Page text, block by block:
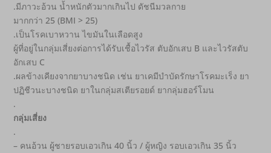
.มีภาวะอ้วน น้ำหนักตัวมากเกินไป ดัชนีมวลกาย
มากกว่า 25 (BMI > 25)
.เป็นโรคเบาหวาน ไขมันในเลือดสูง
ผู้ที่อยู่ในกลุ่มเสี่ยงต่อการได้รับเชื้อไวรัส ตับอักเสบ B และไวรัสตับ
อักเสบ C
.ผลข้างเคียงจากยาบางชนิด เช่น ยาเคมีบำบัดรักษาโรคมะเร็ง ยา
ปฏิชีวนะบางชนิด ยาในกลุ่มสเตียรอยด์ ยากลุ่มฮอร์โมน
.
กลุ่มเสี่ยง
.
– คนอ้วน ผู้ชายรอบเอวเกิน 40 นิ้ว / ผู้หญิง รอบเอวเกิน 35 นิ้ว